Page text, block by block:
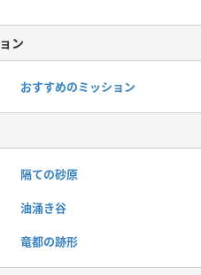
ン
おすすめのミッション
隔ての砂原
油涌き谷
竜都の跡形